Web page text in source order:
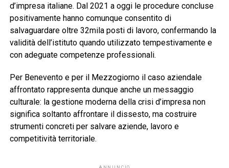
d’impresa italiane. Dal 2021 a oggi le procedure concluse
positivamente hanno comunque consentito di
salvaguardare oltre 32mila posti di lavoro, confermando la
validità dell’istituto quando utilizzato tempestivamente e
con adeguate competenze professionali.
Per Benevento e per il Mezzogiorno il caso aziendale
affrontato rappresenta dunque anche un messaggio
culturale: la gestione moderna della crisi d’impresa non
significa soltanto affrontare il dissesto, ma costruire
strumenti concreti per salvare aziende, lavoro e
competitività territoriale.